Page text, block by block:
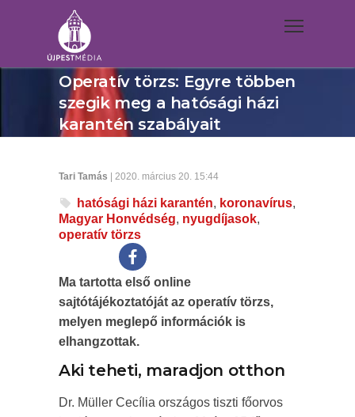
Operatív törzs: Egyre többen
szegik meg a hatósági házi
karantén szabályait
Tari Tamás | 2020. március 20. 15:44
hatósági házi karantén, koronavírus,
Magyar Honvédség, nyugdíjasok,
operatív törzs
Ma tartotta első online
sajtótájékoztatóját az operatív törzs,
melyen meglepő információk is
elhangzottak.
Aki teheti, maradjon otthon
Dr. Müller Cecília országos tiszti főorvos